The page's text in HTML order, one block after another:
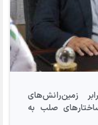
زمین‌رانش‌های
صلب به